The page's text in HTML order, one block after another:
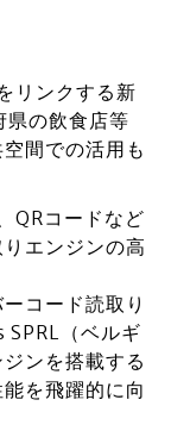
リンクする新
県の飲食店等
間での活用も
QRコードなど
エンジンの高
コード読取り
（ベルギ
ンを搭載する
を飛躍的に向